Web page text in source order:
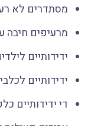
מסתדרים לא
מרעיפים
ידידותיים
ידידותיים
די ידידותיים